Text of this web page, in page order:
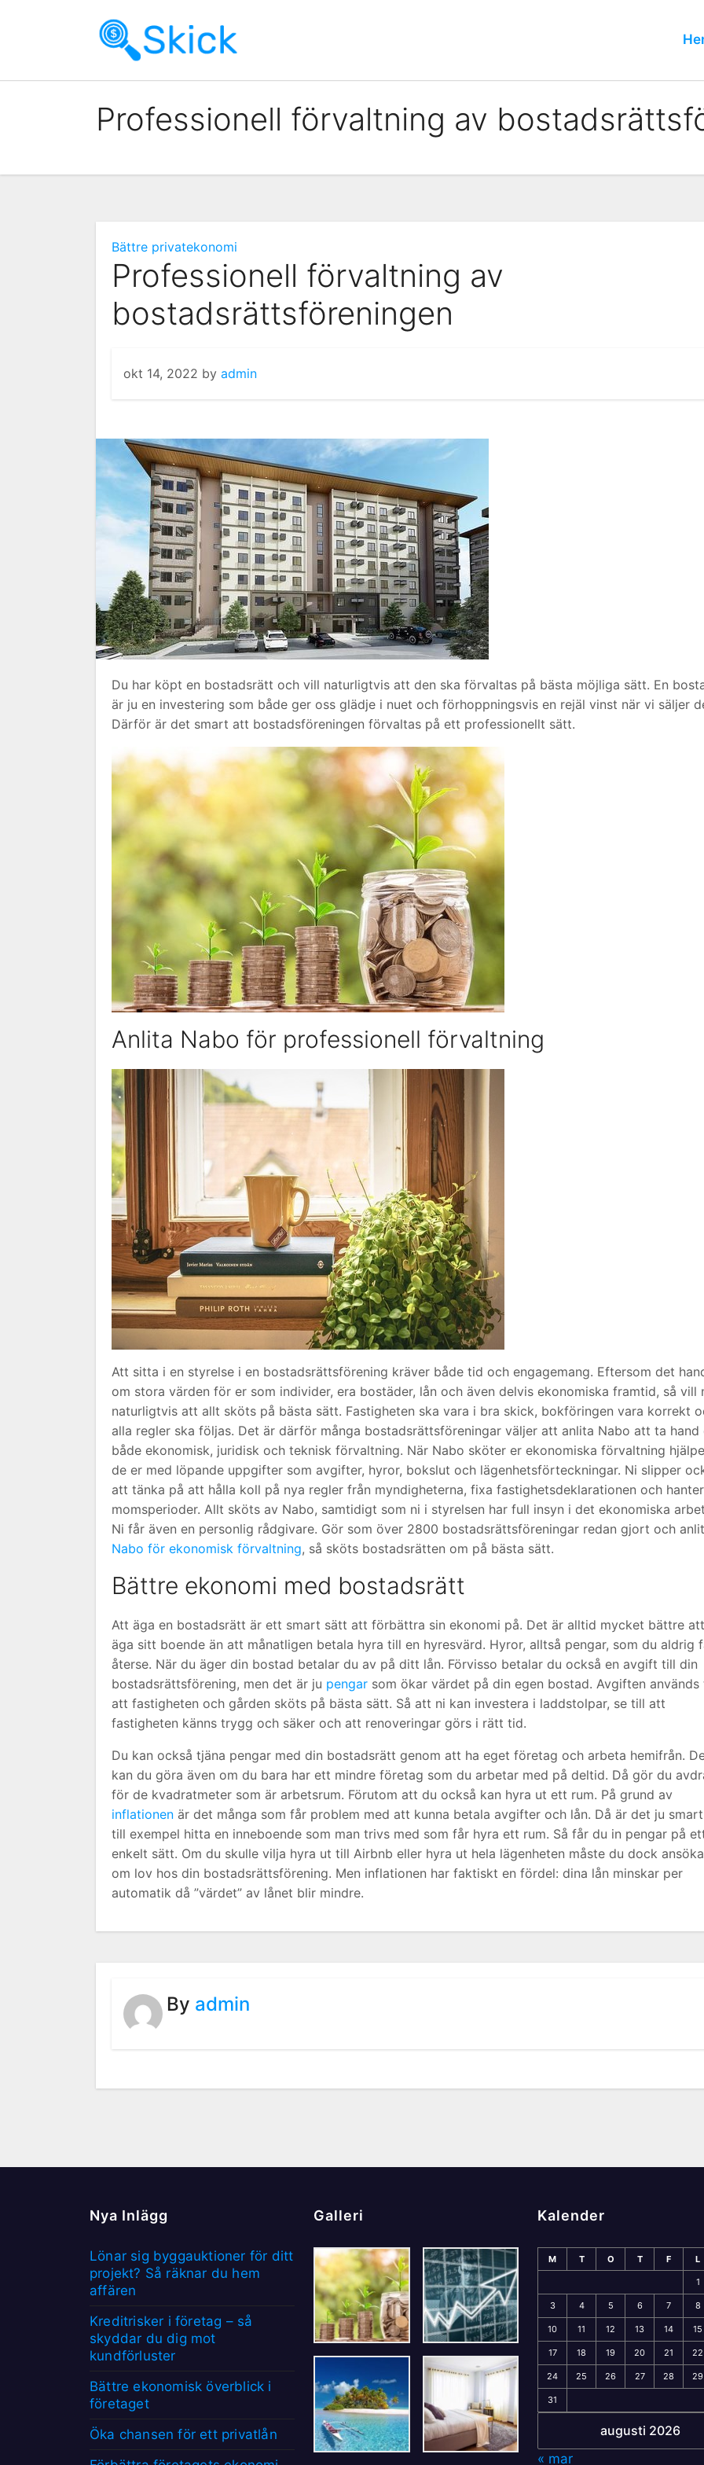
Professionell förvaltning av
Bättre privatekonomi
Professionell förvaltning av
bostadsrättsföreningen
okt 14, 2022 by admin
Du har köpt en bostadsrätt och vill naturligtvis att den ska förvaltas på bästa möjliga sätt. En
är ju en investering som både ger oss glädje i nuet och förhoppningsvis en rejäl vinst när vi säljer
Därför är det smart att bostadsföreningen förvaltas på ett professionellt sätt.
Anlita Nabo för professionell förvaltning
Att sitta i en styrelse i en bostadsrättsförening kräver både tid och engagemang. Eftersom det
om stora värden för er som individer, era bostäder, lån och även delvis ekonomiska framtid, så vill
naturligtvis att allt sköts på bästa sätt. Fastigheten ska vara i bra skick, bokföringen vara korrekt
alla regler ska följas. Det är därför många bostadsrättsföreningar väljer att anlita Nabo att ta hand
både ekonomisk, juridisk och teknisk förvaltning. När Nabo sköter er ekonomiska förvaltning
de er med löpande uppgifter som avgifter, hyror, bokslut och lägenhetsförteckningar. Ni slipper
att tänka på att hålla koll på nya regler från myndigheterna, fixa fastighetsdeklarationen och
momsperioder. Allt sköts av Nabo, samtidigt som ni i styrelsen har full insyn i det ekonomiska
Ni får även en personlig rådgivare. Gör som över 2800 bostadsrättsföreningar redan gjort och
Nabo för ekonomisk förvaltning, så sköts bostadsrätten om på bästa sätt.
Bättre ekonomi med bostadsrätt
Att äga en bostadsrätt är ett smart sätt att förbättra sin ekonomi på. Det är alltid mycket bättre att
äga sitt boende än att månatligen betala hyra till en hyresvärd. Hyror, alltså pengar, som du aldrig
återse. När du äger din bostad betalar du av på ditt lån. Förvisso betalar du också en avgift till din
bostadsrättsförening, men det är ju pengar som ökar värdet på din egen bostad. Avgiften används
att fastigheten och gården sköts på bästa sätt. Så att ni kan investera i laddstolpar, se till att
fastigheten känns trygg och säker och att renoveringar görs i rätt tid.
Du kan också tjäna pengar med din bostadsrätt genom att ha eget företag och arbeta hemifrån.
kan du göra även om du bara har ett mindre företag som du arbetar med på deltid. Då gör du
för de kvadratmeter som är arbetsrum. Förutom att du också kan hyra ut ett rum. På grund av
inflationen är det många som får problem med att kunna betala avgifter och lån. Då är det ju
till exempel hitta en inneboende som man trivs med som får hyra ett rum. Så får du in pengar på
enkelt sätt. Om du skulle vilja hyra ut till Airbnb eller hyra ut hela lägenheten måste du dock ansöka
om lov hos din bostadsrättsförening. Men inflationen har faktiskt en fördel: dina lån minskar per
automatik då ”värdet” av lånet blir mindre.
By admin
Nya Inlägg
Lönar sig byggauktioner för ditt
projekt? Så räknar du hem
affären
Kreditrisker i företag – så
skyddar du dig mot
kundförluster
Bättre ekonomisk överblick i
företaget
Öka chansen för ett privatlån
Galleri Kalender
augusti 2026
M T O T F L
1
3 4 5 6 7 8
10 11 12 13 14 15
17 18 19 20 21 22
24 25 26 27 28 29
31
« mar